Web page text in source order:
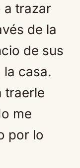
a trazar
de la
de sus
la casa.
traerle
me
por lo